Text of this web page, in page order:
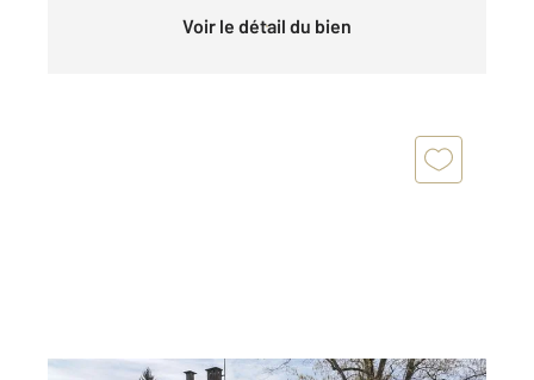
Voir le détail du bien